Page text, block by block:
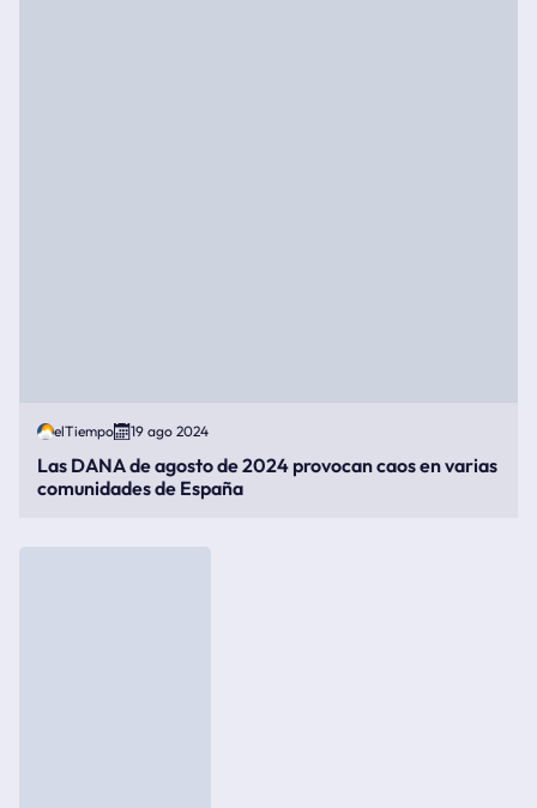
elTiempo 19 ago 2024
Las DANA de agosto de 2024 provocan caos en varias
comunidades de España